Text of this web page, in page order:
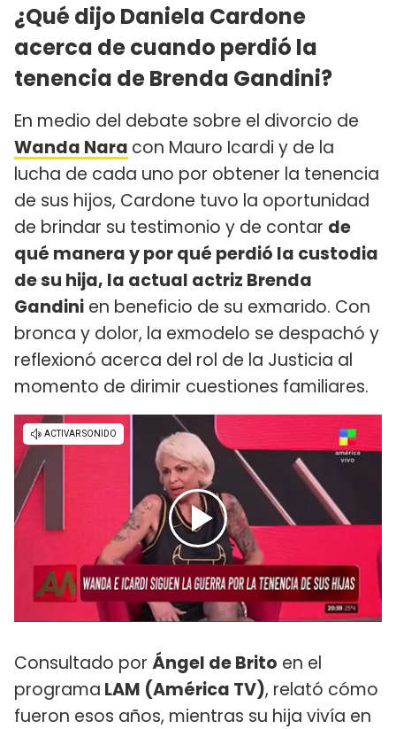
¿Qué dijo Daniela Cardone
acerca de cuando perdió la
tenencia de Brenda Gandini?
En medio del debate sobre el divorcio de
Wanda Nara con Mauro Icardi y de la
lucha de cada uno por obtener la tenencia
de sus hijos, Cardone tuvo la oportunidad
de brindar su testimonio y de contar de
qué manera y por qué perdió la custodia
de su hija, la actual actriz Brenda
Gandini en beneficio de su exmarido. Con
bronca y dolor, la exmodelo se despachó y
reflexionó acerca del rol de la Justicia al
momento de dirimir cuestiones familiares.
Consultado por Ángel de Brito en el
programa LAM (América TV), relató cómo
fueron esos años, mientras su hija vivía en